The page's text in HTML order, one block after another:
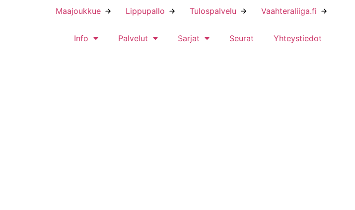
Maajoukkue Lippupallo Tulospalvelu Vaahteraliiga.fi
Info Palvelut Sarjat Seurat Yhteystiedot